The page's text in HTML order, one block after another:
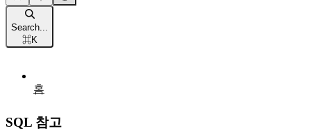
Search...
⌘K
홈
SQL 참고